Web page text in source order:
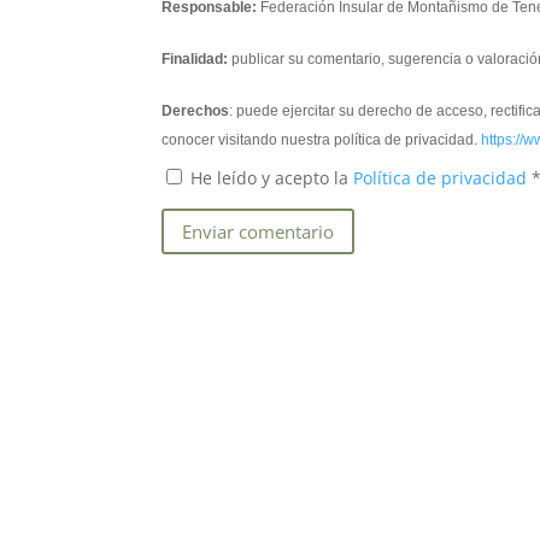
Responsable: Federación Insular de Montañismo de
Finalidad: publicar su comentario, sugerencia o
Derechos: puede ejercitar su derecho de acceso,
conocer visitando nuestra política de privacidad. https://
He leído y acepto la Política de privacidad